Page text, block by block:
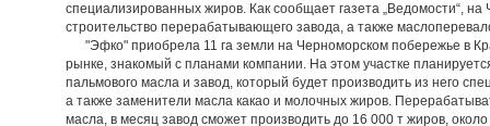
специализированных жиров. Как сообщает газета „Ведомости“,
строительство перерабатывающего завода, а также
"Эфко" приобрела 11 га земли на Черноморском побережье в
рынке, знакомый с планами компании. На этом участке
пальмового масла и завод, который будет производить из него
а также заменители масла какао и молочных жиров.
масла, в месяц завод сможет производить до 16 000 т жиров,